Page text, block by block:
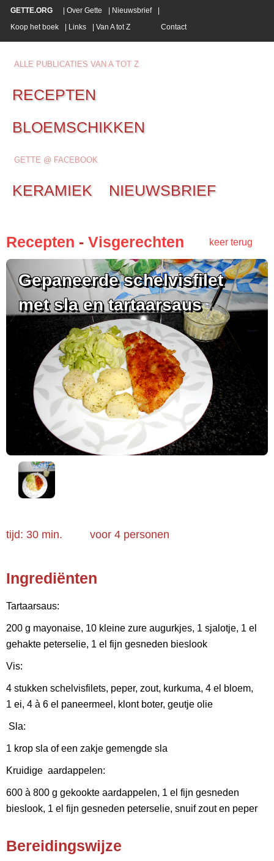
GETTE.ORG Over Gette Nieuwsbrief
Koop het boek
Links Van A tot Z Contact
ALLE PUBLICATIES VAN A TOT Z
RECEPTEN
BLOEMSCHIKKEN
GETTE @ FACEBOOK
KERAMIEK NIEUWSBRIEF
keer terug
Recepten - Visgerechten
Gepaneerde schelvisfilet
met sla en tartaarsaus
tijd: 30 min. voor 4 personen
Ingrediënten
Tartaarsaus:
200 g mayonaise, 10 kleine zure augurkjes, 1 sjalotje, 1 el
gehakte peterselie, 1 el fijn gesneden bieslook
Vis:
4 stukken schelvisfilets, peper, zout, kurkuma, 4 el bloem,
1 ei, 4 à 6 el paneermeel, klont boter, geutje olie
Sla:
1 krop sla of een zakje gemengde sla
Kruidige aardappelen:
600 à 800 g gekookte aardappelen, 1 el fijn gesneden
bieslook, 1 el fijn gesneden peterselie, snuif zout en peper
Bereidingswijze